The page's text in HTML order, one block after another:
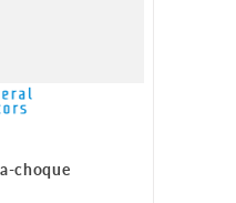
choque